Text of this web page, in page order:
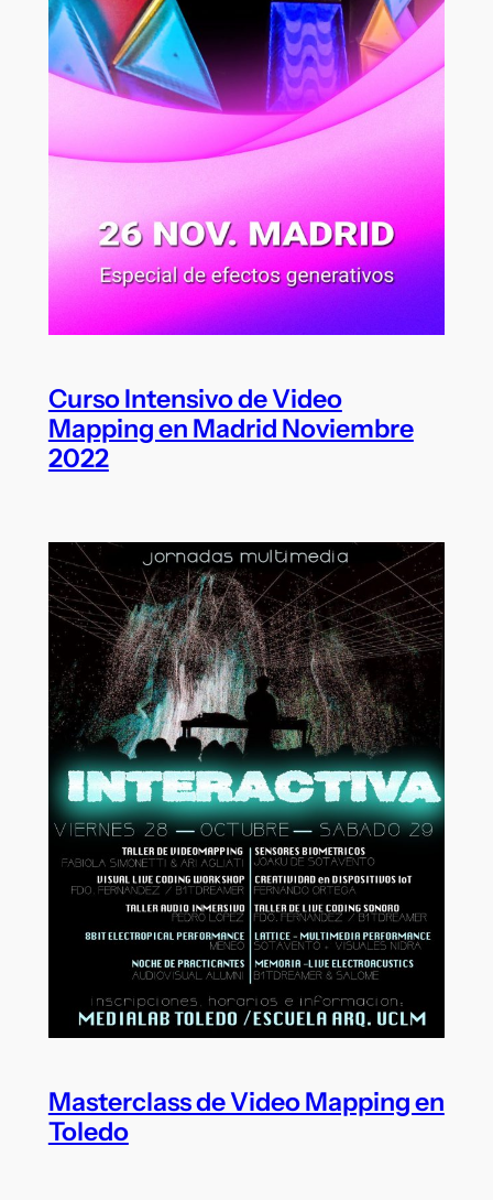
Curso Intensivo de Video
Mapping en Madrid Noviembre
2022
Masterclass de Video Mapping en
Toledo